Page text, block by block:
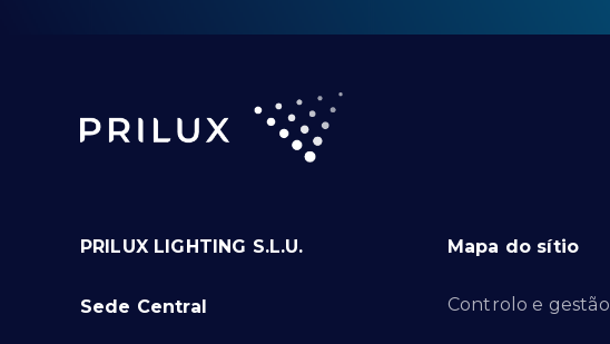
PRILUX LIGHTING S.L.U.
Sede Central
Mapa do sítio
Controlo e gestão